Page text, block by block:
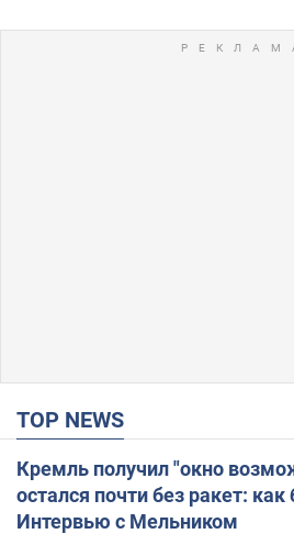
TOP NEWS
Кремль получил "окно
остался почти без ракет:
Интервью с Мельником